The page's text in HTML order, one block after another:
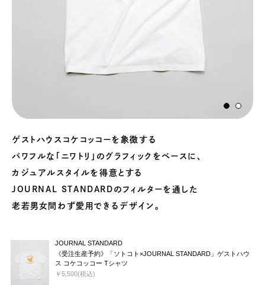
ゲストハウスコケコッコーを象徴する
パワフルな「ニワトリ」のグラフィックをベースに、
カジュアルスタイルを得意とする
JOURNAL STANDARDのフィルターを通した
老若男女問わず愛用できるデザイン。
JOURNAL STANDARD
《受注生産予約》「ソトコト×JOURNAL STANDARD」ゲストハウ
ス コケコッコー Tシャツ
￥5,500(税込)